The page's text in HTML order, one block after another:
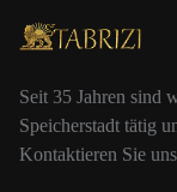
Seit 35 Jahren sind
Speicherstadt tätig
Kontaktieren Sie